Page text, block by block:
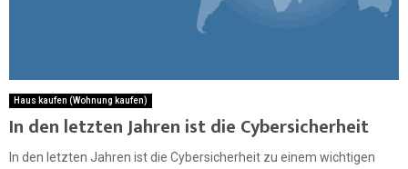
Haus kaufen (Wohnung kaufen)
In den letzten Jahren ist die Cybersicherheit
In den letzten Jahren ist die Cybersicherheit zu einem wichtigen